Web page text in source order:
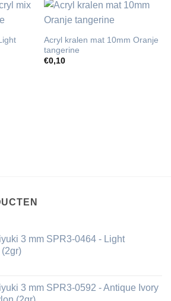
Acryl kralen mat 10mm Oranje
tangerine
€0,10
3 mm SPR3-0464 - Light
3 mm SPR3-0592 - Antique Ivory